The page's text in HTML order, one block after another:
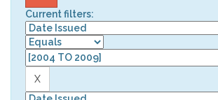
Current filters: